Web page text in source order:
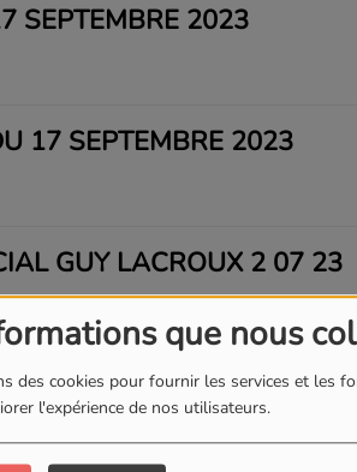
que nous
des cookies pour fournir les services et les
l'expérience de nos utilisateurs.
SEPTEMBRE 2023
17 SEPTEMBRE 2023
GUY LACROUX 2 07 23
2 JUILLET 2023